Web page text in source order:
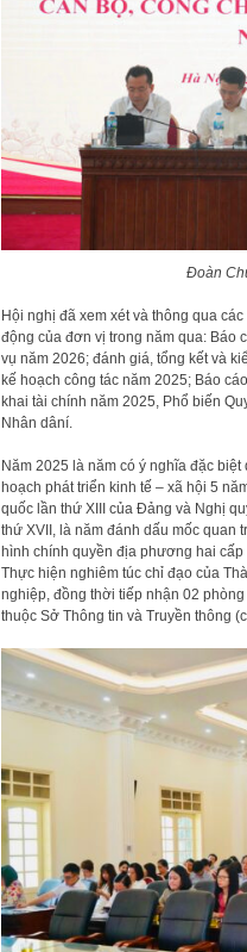
Đoàn
Hội nghị đã xem xét và thông qua
động của đơn vị trong năm qua: Báo
vụ năm 2026; đánh giá, tổng kết và
kế hoạch công tác năm 2025; Báo
khai tài chính năm 2025, Phổ biến
Nhân dâní.
Năm 2025 là năm có ý nghĩa đặc
hoạch phát triển kinh tế – xã hội 5
quốc lần thứ XIII của Đảng và Nghị
thứ XVII, là năm đánh dấu mốc quan
hình chính quyền địa phương hai cấp
Thực hiện nghiêm túc chỉ đạo của
nghiệp, đồng thời tiếp nhận 02
thuộc Sở Thông tin và Truyền thông